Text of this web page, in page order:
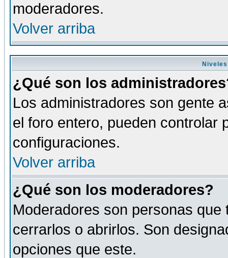
moderadores.
Volver arriba
¿Qué son los
Los administradores son gente
el foro entero, pueden controlar
configuraciones.
Volver arriba
¿Qué son los moderadores?
Moderadores son personas
cerrarlos o abrirlos. Son
opciones que este.